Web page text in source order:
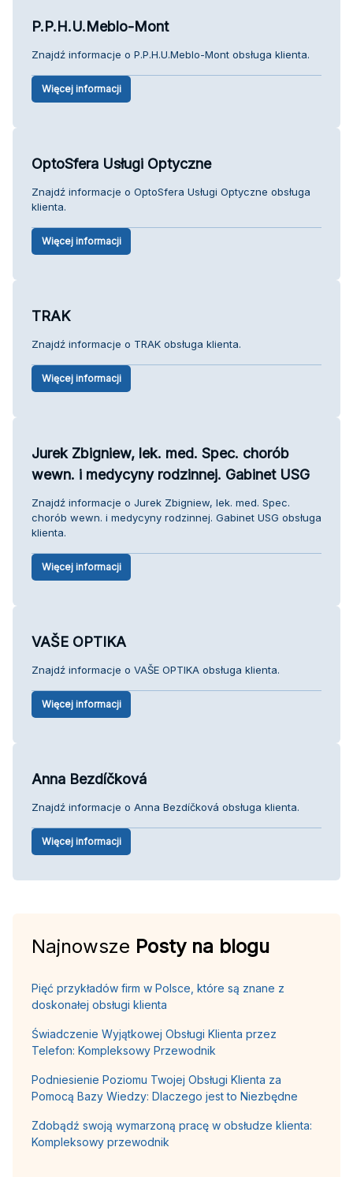
P.P.H.U.Meblo-Mont
Znajdź informacje o P.P.H.U.Meblo-Mont obsługa klienta.
Więcej informacji
OptoSfera Usługi Optyczne
Znajdź informacje o OptoSfera Usługi Optyczne obsługa
klienta.
Więcej informacji
TRAK
Znajdź informacje o TRAK obsługa klienta.
Więcej informacji
Jurek Zbigniew, lek. med. Spec. chorób
wewn. i medycyny rodzinnej. Gabinet USG
Znajdź informacje o Jurek Zbigniew, lek. med. Spec.
chorób wewn. i medycyny rodzinnej. Gabinet USG obsługa
klienta.
Więcej informacji
VAŠE OPTIKA
Znajdź informacje o VAŠE OPTIKA obsługa klienta.
Więcej informacji
Anna Bezdíčková
Znajdź informacje o Anna Bezdíčková obsługa klienta.
Więcej informacji
Najnowsze Posty na blogu
Pięć przykładów firm w Polsce, które są znane z
doskonałej obsługi klienta
Świadczenie Wyjątkowej Obsługi Klienta przez
Telefon: Kompleksowy Przewodnik
Podniesienie Poziomu Twojej Obsługi Klienta za
Pomocą Bazy Wiedzy: Dlaczego jest to Niezbędne
Zdobądź swoją wymarzoną pracę w obsłudze klienta:
Kompleksowy przewodnik